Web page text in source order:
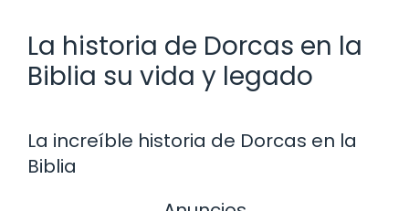
La historia de Dorcas en la
Biblia su vida y legado
La increíble historia de Dorcas en la
Biblia